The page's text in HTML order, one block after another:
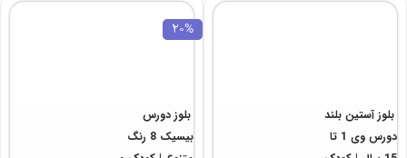
بلوز آستین بلند
دورس وی 1 تا
20%
بلوز دورس
بیسیک 8 رنگ